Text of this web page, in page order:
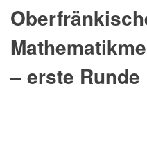
– erste Runde